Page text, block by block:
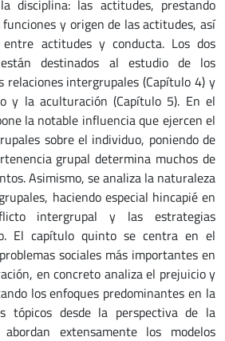
disciplina: las actitudes, prestando
y origen de las actitudes, así
actitudes y conducta. Los dos
destinados al estudio de los
relaciones intergrupales (Capítulo 4) y
y la aculturación (Capítulo 5). En el
la notable influencia que ejercen el
sobre el individuo, poniendo de
grupal determina muchos de
Asimismo, se analiza la naturaleza
haciendo especial hincapié en
intergrupal y las estrategias
El capítulo quinto se centra en el
sociales más importantes en
en concreto analiza el prejuicio y
los enfoques predominantes en la
tópicos desde la perspectiva de la
extensamente los modelos